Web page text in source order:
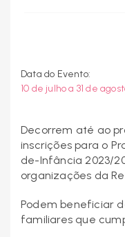
Data do Evento:
10 de julho a 31 de
Decorrem até ao
inscrições para o
de-Infância 2023/
organizações da
Podem beneficiar
familiares que